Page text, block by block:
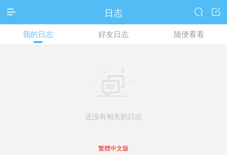
 日志 

我的日志 好友日志 随便看看
还没有相关的日志
繁體中文版